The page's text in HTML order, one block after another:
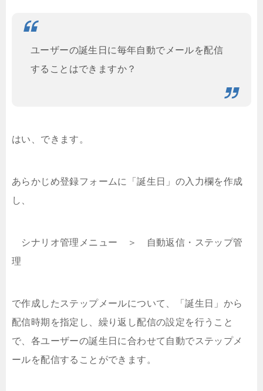
ユーザーの誕生日に毎年自動でメールを配信
することはできますか？
はい、できます。
あらかじめ登録フォームに「誕生日」の入力欄を作成
し、
シナリオ管理メニュー ＞ 自動返信・ステップ管
理
で作成したステップメールについて、「誕生日」から
配信時期を指定し、繰り返し配信の設定を行うこと
で、各ユーザーの誕生日に合わせて自動でステップメ
ールを配信することができます。